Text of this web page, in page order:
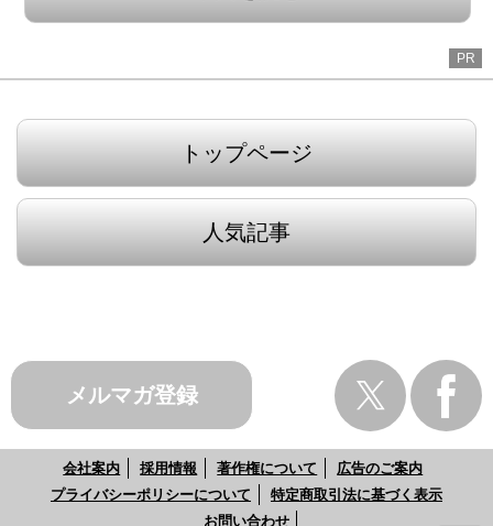
PR
トップページ
人気記事
メルマガ登録
会社案内 採用情報 著作権について
広告のご案内
プライバシーポリシーについて
特定商取引法に基づく表示
お問い合わせ